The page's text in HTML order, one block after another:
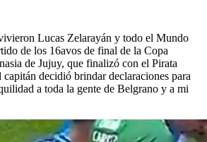
Lucas Zelarayán y todo el Mundo
de los 16avos de final de la Copa
de Jujuy, que finalizó con el Pirata
decidió brindar declaraciones para
a toda la gente de Belgrano y a mi